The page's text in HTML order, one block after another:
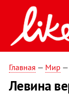
Главная — Мир —
Левина